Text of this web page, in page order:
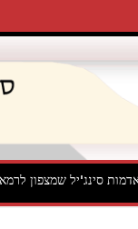
שמצפון לרמאללה